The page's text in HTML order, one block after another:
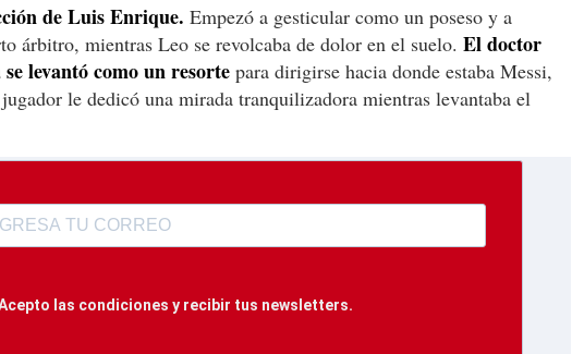
de Luis Enrique. Empezó a gesticular como un poseso y a
árbitro, mientras Leo se revolcaba de dolor en el suelo. El doctor
levantó como un resorte para dirigirse hacia donde estaba Messi,
le dedicó una mirada tranquilizadora mientras levantaba el
las condiciones y recibir tus newsletters.